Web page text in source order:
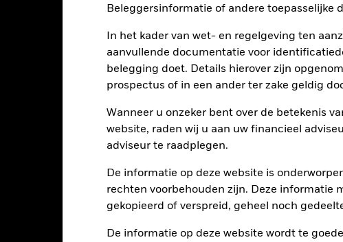
Beleggersinformatie of andere toepasselijke
In het kader van wet- en regelgeving ten
aanvullende documentatie voor
belegging doet. Details hierover zijn
prospectus of in een ander ter zake geldig
Wanneer u onzeker bent over de betekenis
website, raden wij u aan uw financieel
adviseur te raadplegen.
De informatie op deze website is
rechten voorbehouden zijn. Deze informatie
gekopieerd of verspreid, geheel noch
De informatie op deze website wordt te
USD
(G0O1) (USD)
0,00%
USD 50.000.000,00
Valuta reeks
Beleggingscategorie
SFDR-classificatie
Doorlopende kosten
Prestatievergoeding
Minimale vervolginleg
Domicilie
Beheersfirma
Bloomberg-code